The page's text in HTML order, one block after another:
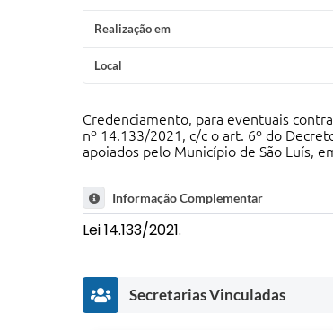
Realização em
Local
Credenciamento, para eventuais
nº 14.133/2021, c/c o art. 6º do
apoiados pelo Município de São Luís,
Informação Complementar
Lei 14.133/2021.
Secretarias Vinculadas